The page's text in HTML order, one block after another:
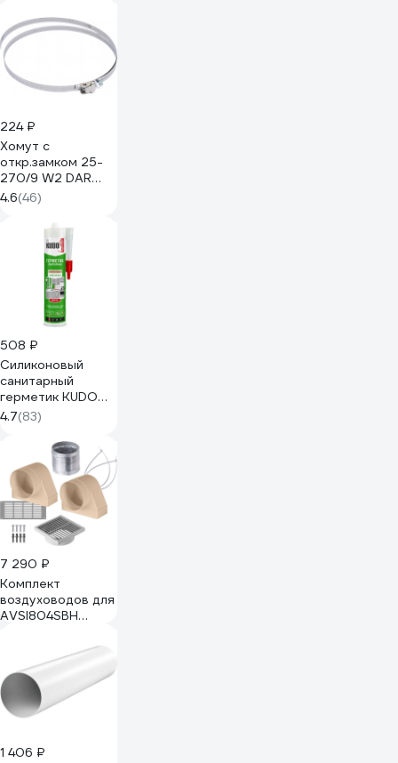
224 ₽
Хомут с
откр.замком 25-
270/9 W2 DAR
52013
4.6(46)
508 ₽
Силиконовый
санитарный
герметик KUDO
(белый; 280 мл)
KSK-121
4.7(83)
7 290 ₽
Комплект
воздуховодов для
AVSI804SBH
1 406 ₽